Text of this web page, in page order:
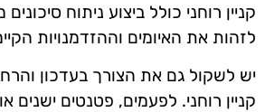
קניין רוחני כולל ביצוע ניתוח סיכונים
לזהות את האיומים וההזדמנויות
יש לשקול גם את הצורך בעדכון
קניין רוחני. לפעמים, פטנטים ישנים